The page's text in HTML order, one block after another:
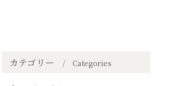
カテゴリー Categories